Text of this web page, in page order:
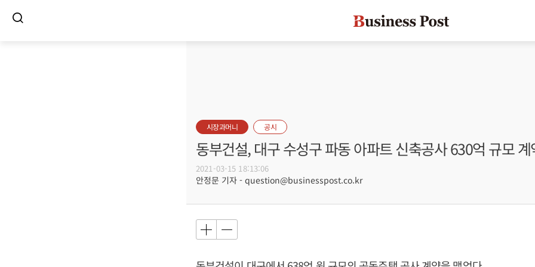
시장과머니 공시
동부건설, 대구 수성구 파동 아파트 신축공사 630억 규모 계
2021-03-15 18:13:06
안정문 기자 - question@businesspost.co.kr